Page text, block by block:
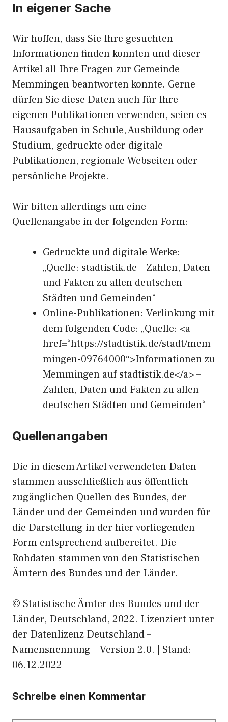
In eigener Sache
Wir hoffen, dass Sie Ihre gesuchten
Informationen finden konnten und dieser
Artikel all Ihre Fragen zur Gemeinde
Memmingen beantworten konnte. Gerne
dürfen Sie diese Daten auch für Ihre
eigenen Publikationen verwenden, seien es
Hausaufgaben in Schule, Ausbildung oder
Studium, gedruckte oder digitale
Publikationen, regionale Webseiten oder
persönliche Projekte.
Wir bitten allerdings um eine
Quellenangabe in der folgenden Form:
Gedruckte und digitale Werke:
„Quelle: stadtistik.de – Zahlen, Daten
und Fakten zu allen deutschen
Städten und Gemeinden“
Online-Publikationen: Verlinkung mit
dem folgenden Code: „Quelle: <a
href=“https://stadtistik.de/stadt/mem
mingen-09764000″>Informationen zu
Memmingen auf stadtistik.de</a> –
Zahlen, Daten und Fakten zu allen
deutschen Städten und Gemeinden“
Quellenangaben
Die in diesem Artikel verwendeten Daten
stammen ausschließlich aus öffentlich
zugänglichen Quellen des Bundes, der
Länder und der Gemeinden und wurden für
die Darstellung in der hier vorliegenden
Form entsprechend aufbereitet. Die
Rohdaten stammen von den Statistischen
Ämtern des Bundes und der Länder.
© Statistische Ämter des Bundes und der
Länder, Deutschland, 2022. Lizenziert unter
der Datenlizenz Deutschland –
Namensnennung – Version 2.0. | Stand:
06.12.2022
Schreibe einen Kommentar